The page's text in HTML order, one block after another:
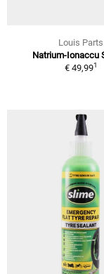
Louis Parts
Natrium-Ionaccu
€ 49,991